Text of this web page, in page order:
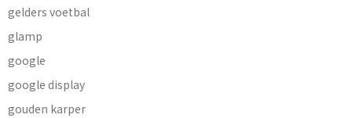
gelders voetbal
glamp
google
google display
gouden karper